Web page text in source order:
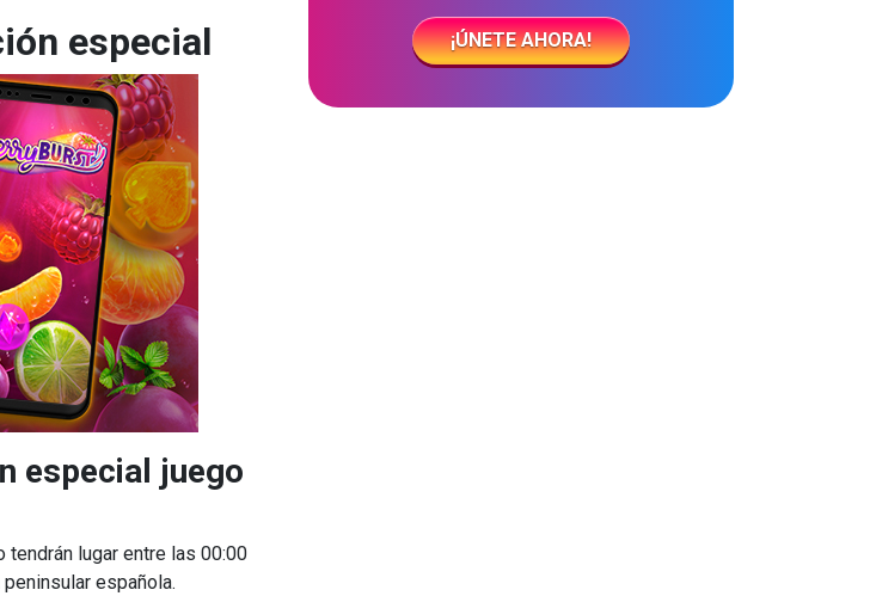
especial
especial juego
tendrán lugar entre las 00:00
española.
¡ÚNETE AHORA!